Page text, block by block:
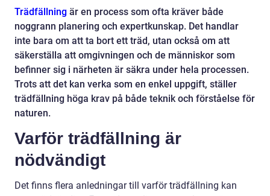
Trädfällning är en process som ofta kräver både
noggrann planering och expertkunskap. Det handlar
inte bara om att ta bort ett träd, utan också om att
säkerställa att omgivningen och de människor som
befinner sig i närheten är säkra under hela processen.
Trots att det kan verka som en enkel uppgift, ställer
trädfällning höga krav på både teknik och förståelse för
naturen.
Varför trädfällning är
nödvändigt
Det finns flera anledningar till varför trädfällning kan